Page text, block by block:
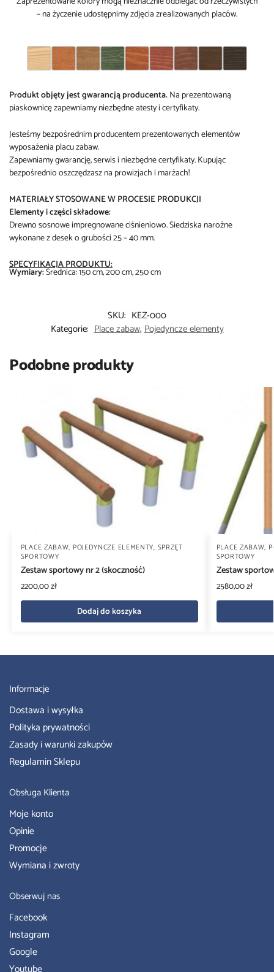
– na życzenie udostępnimy zdjęcia zrealizowanych placów.
Produkt objęty jest gwarancją producenta.Na prezentowaną
piaskownicę zapewniamy niezbędne atesty i certyfikaty.
Jesteśmy bezpośrednim producentem prezentowanych elementów
wyposażenia placu zabaw.
Zapewniamy gwarancję, serwis i niezbędne certyfikaty. Kupując
bezpośrednio oszczędzasz na prowizjach i marżach!
MATERIAŁY STOSOWANE W PROCESIE PRODUKCJI
Elementy i części składowe:
Drewno sosnowe impregnowane ciśnieniowo. Siedziska narożne
wykonane z desek o grubości 25 – 40 mm.
SPECYFIKACJA PRODUKTU:
Wymiary:Średnica: 150 cm, 200 cm, 250 cm
SKU: KEZ-000
Kategorie: Place zabaw,Pojedyncze elementy
Podobne produkty
PLACE ZABAW, POJEDYNCZE ELEMENTY, SPRZĘT
SPORTOWY
Zestaw sportowy nr 2 (skoczność)
2200,00zł
Dodaj do koszyka
PLACE ZABAW,
SPORTOWY
Zestaw
2580,00zł
Informacje
Dostawa i wysyłka
Polityka prywatności
Zasady i warunki zakupów
Regulamin Sklepu
Obsługa Klienta
Moje konto
Opinie
Promocje
Wymiana i zwroty
Obserwuj nas
Facebook
Instagram
Google